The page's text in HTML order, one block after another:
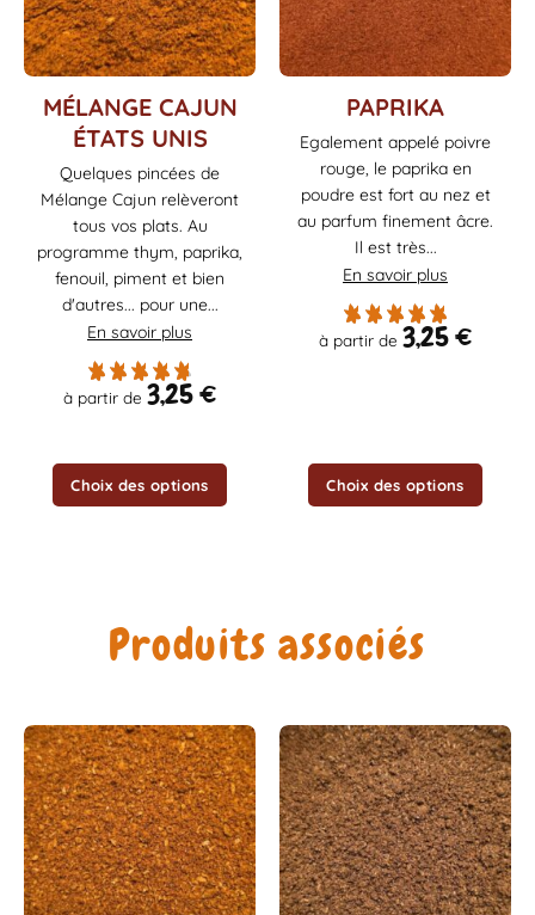
MÉLANGE CAJUN
ÉTATS UNIS
Quelques pincées de
Mélange Cajun relèveront
tous vos plats. Au
programme thym, paprika,
fenouil, piment et bien
d'autres... pour une...
En savoir plus
à partir de 3,25€
Choix des options
Ce
produit
plusieurs
variations.
options
peuvent
être
choisies
page
PAPRIKA
Egalement appelé poivre
rouge, le paprika en
poudre est fort au nez et
au parfum finement âcre.
Il est très...
En savoir plus
à partir de 3,25€
Choix des options
plusieurs
variations.
Les
peuvent
choisies
Produits associés